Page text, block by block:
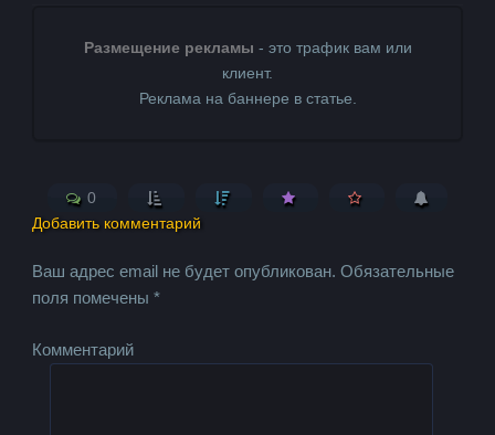
Размещение рекламы - это трафик вам или
клиент.
Реклама на баннере в статье.
0
Добавить комментарий
Ваш адрес email не будет опубликован. Обязательные
поля помечены*
Комментарий